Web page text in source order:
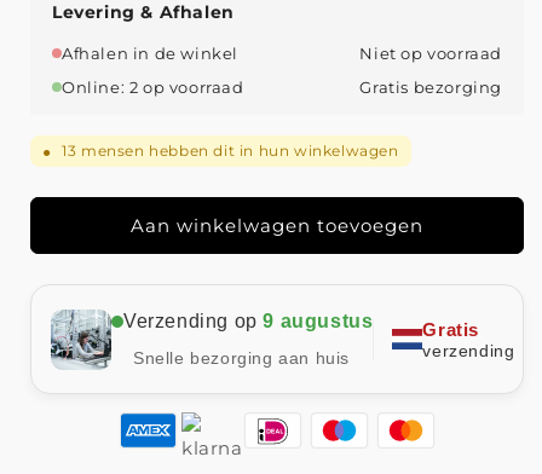
CECILE
|
SPITSE
MET
METALEN
GESP
RUITJESPRINT
CECILE
|
SPITSE
MET
METALEN
GESP
EN
RUITJESPRINT
Levering & Afhalen
Afhalen in de winkel
Niet op voorraad
Online: 2 op voorraad
Gratis bezorging
● 13 mensen hebben dit in hun winkelwagen
Aan winkelwagen toevoegen
Verzending op9 augustus
Snelle bezorging aan huis
Gratis
verzending